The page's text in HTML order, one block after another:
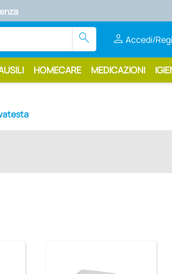
search person Accedi/
HOMECARE MEDICAZIONI